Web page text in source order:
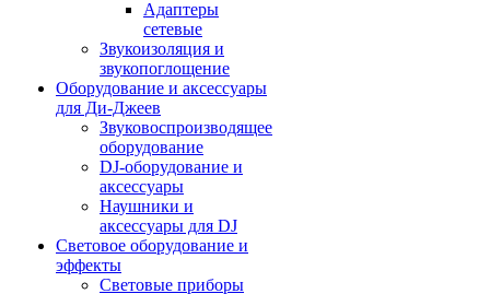
Адаптеры
сетевые
Звукоизоляция и
звукопоглощение
Оборудование и аксессуары
для Ди-Джеев
Звуковоспроизводящее
оборудование
DJ-оборудование и
аксессуары
Наушники и
аксессуары для DJ
Световое оборудование и
эффекты
Световые приборы